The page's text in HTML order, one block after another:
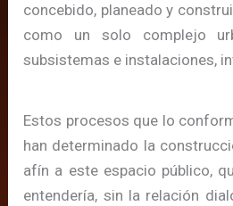
concebido, planeado y
como un solo complejo
subsistemas e instalaciones,
Estos procesos que lo
han determinado la
afín a este espacio público,
entendería, sin la relación